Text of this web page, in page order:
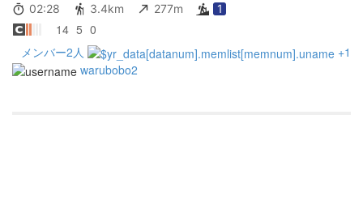
02:28 3.4km 277m 1
14 5 0
メンバー2人
+1
warubobo2